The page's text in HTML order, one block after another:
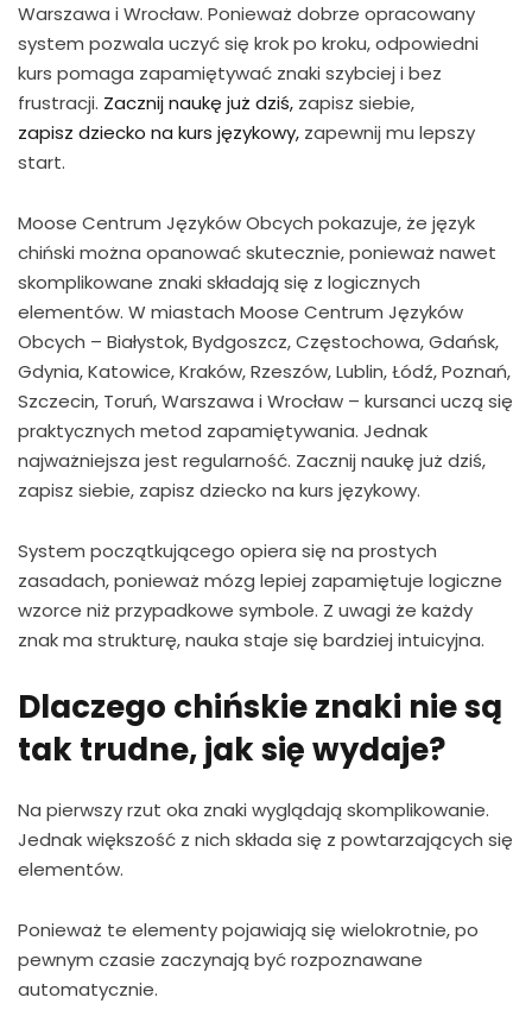
Warszawa i Wrocław. Ponieważ dobrze opracowany
system pozwala uczyć się krok po kroku, odpowiedni
kurs pomaga zapamiętywać znaki szybciej i bez
frustracji. Zacznij naukę już dziś, zapisz siebie,
zapisz dziecko na kurs językowy, zapewnij mu lepszy
start.
Moose Centrum Języków Obcych pokazuje, że język
chiński można opanować skutecznie, ponieważ nawet
skomplikowane znaki składają się z logicznych
elementów. W miastach Moose Centrum Języków
Obcych – Białystok, Bydgoszcz, Częstochowa, Gdańsk,
Gdynia, Katowice, Kraków, Rzeszów, Lublin, Łódź, Poznań,
Szczecin, Toruń, Warszawa i Wrocław – kursanci uczą się
praktycznych metod zapamiętywania. Jednak
najważniejsza jest regularność. Zacznij naukę już dziś,
zapisz siebie, zapisz dziecko na kurs językowy.
System początkującego opiera się na prostych
zasadach, ponieważ mózg lepiej zapamiętuje logiczne
wzorce niż przypadkowe symbole. Z uwagi że każdy
znak ma strukturę, nauka staje się bardziej intuicyjna.
Dlaczego chińskie znaki nie są
tak trudne, jak się wydaje?
Na pierwszy rzut oka znaki wyglądają skomplikowanie.
Jednak większość z nich składa się z powtarzających się
elementów.
Ponieważ te elementy pojawiają się wielokrotnie, po
pewnym czasie zaczynają być rozpoznawane
automatycznie.